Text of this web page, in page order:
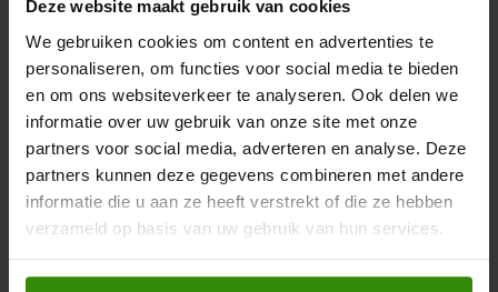
Deze website maakt gebruik van cookies
We gebruiken cookies om content en advertenties te
personaliseren, om functies voor social media te bieden
en om ons websiteverkeer te analyseren. Ook delen we
informatie over uw gebruik van onze site met onze
partners voor social media, adverteren en analyse. Deze
partners kunnen deze gegevens combineren met andere
informatie die u aan ze heeft verstrekt of die ze hebben
verzameld op basis van uw gebruik van hun services.
€ 337energiebesparing
Brons voor energiebesparing
deze
knop
opent
Youreko’s
tool
voor
energiebesparing.
186,2 cm cm hoog